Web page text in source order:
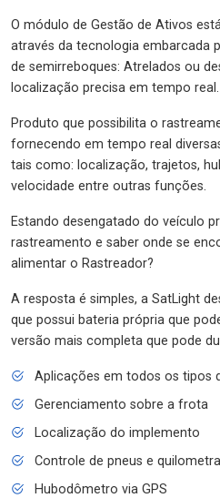
O módulo de Gestão de Ativos
através da tecnologia embarcada
de semirreboques: Atrelados ou
localização precisa em tempo real.
Produto que possibilita o
fornecendo em tempo real
tais como: localização, trajetos,
velocidade entre outras funções.
Estando desengatado do veículo
rastreamento e saber onde se
alimentar o Rastreador?
A resposta é simples, a SatLight
que possui bateria própria que
versão mais completa que pode
Aplicações em todos os tipos
Gerenciamento sobre a frota
Localização do implemento
Controle de pneus e
Hubodômetro via GPS